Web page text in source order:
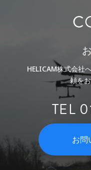
HELICAM株式会社
頼を
TEL
お問